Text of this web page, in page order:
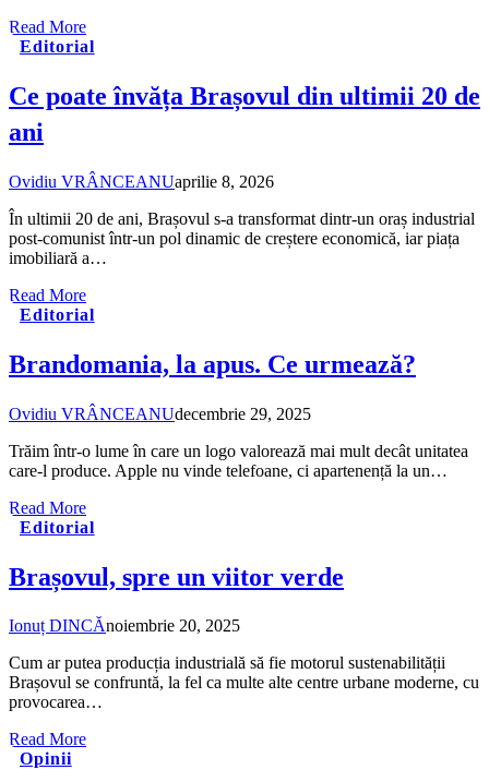
Read More
Editorial
Ce poate învăța Brașovul din ultimii 20 de
ani
Ovidiu VRÂNCEANUaprilie 8, 2026
În ultimii 20 de ani, Brașovul s-a transformat dintr-un oraș industrial
post-comunist într-un pol dinamic de creștere economică, iar piața
imobiliară a…
Read More
Editorial
Brandomania, la apus. Ce urmează?
Ovidiu VRÂNCEANUdecembrie 29, 2025
Trăim într-o lume în care un logo valorează mai mult decât unitatea
care-l produce. Apple nu vinde telefoane, ci apartenență la un…
Read More
Editorial
Brașovul, spre un viitor verde
Ionuț DINCĂnoiembrie 20, 2025
Cum ar putea producția industrială să fie motorul sustenabilității
Brașovul se confruntă, la fel ca multe alte centre urbane moderne, cu
provocarea…
Read More
Opinii